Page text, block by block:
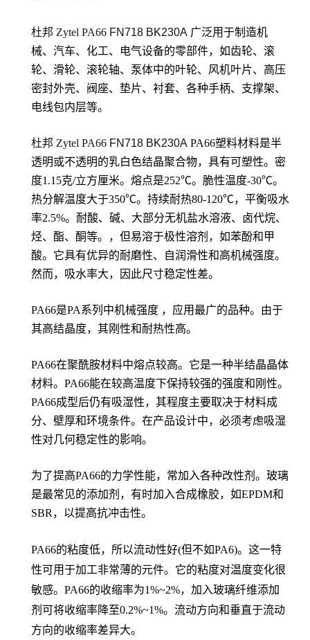
杜邦 Zytel PA66 FN718 BK230A 广泛用于制造机
械、汽车、化工、电气设备的零部件，如齿轮、滚
轮、滑轮、滚轮轴、泵体中的叶轮、风机叶片、高压
密封外壳、阀座、垫片、衬套、各种手柄、支撑架、
电线包内层等。
杜邦 Zytel PA66 FN718 BK230A PA66塑料材料是半
透明或不透明的乳白色结晶聚合物，具有可塑性。密
度1.15克/立方厘米。熔点是252℃。脆性温度-30℃。
热分解温度大于350℃。持续耐热80-120℃，平衡吸水
率2.5%。耐酸、碱、大部分无机盐水溶液、卤代烷、
烃、酯、酮等。，但易溶于极性溶剂，如苯酚和甲
酸。它具有优异的耐磨性、自润滑性和高机械强度。
然而，吸水率大，因此尺寸稳定性差。
PA66是PA系列中机械强度 ，应用最广的品种。由于
其高结晶度，其刚性和耐热性高。
PA66在聚酰胺材料中熔点较高。它是一种半结晶晶体
材料。PA66能在较高温度下保持较强的强度和刚性。
PA66成型后仍有吸湿性，其程度主要取决于材料成
分、壁厚和环境条件。在产品设计中，必须考虑吸湿
性对几何稳定性的影响。
为了提高PA66的力学性能，常加入各种改性剂。玻璃
是最常见的添加剂，有时加入合成橡胶，如EPDM和
SBR，以提高抗冲击性。
PA66的粘度低，所以流动性好(但不如PA6)。这一特
性可用于加工非常薄的元件。它的粘度对温度变化很
敏感。PA66的收缩率为1%~2%，加入玻璃纤维添加
剂可将收缩率降至0.2%~1%。流动方向和垂直于流动
方向的收缩率差异大。